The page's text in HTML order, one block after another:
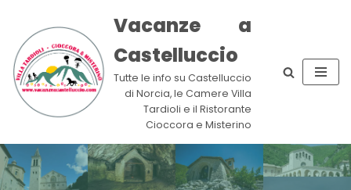
Vai
al
contenuto
Vacanze a
Castelluccio
Tutte le info su Castelluccio
di Norcia, le Camere Villa
Tardioli e il Ristorante
Cioccora e Misterino